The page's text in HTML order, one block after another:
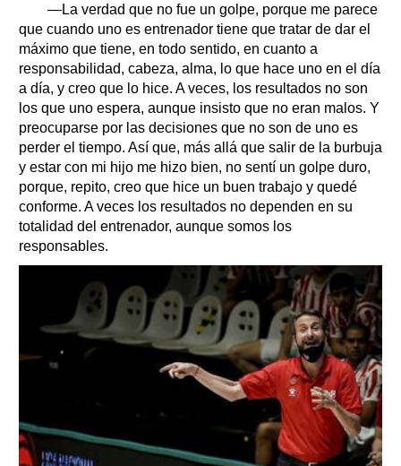
—La verdad que no fue un golpe, porque me parece
que cuando uno es entrenador tiene que tratar de dar el
máximo que tiene, en todo sentido, en cuanto a
responsabilidad, cabeza, alma, lo que hace uno en el día
a día, y creo que lo hice. A veces, los resultados no son
los que uno espera, aunque insisto que no eran malos. Y
preocuparse por las decisiones que no son de uno es
perder el tiempo. Así que, más allá que salir de la burbuja
y estar con mi hijo me hizo bien, no sentí un golpe duro,
porque, repito, creo que hice un buen trabajo y quedé
conforme. A veces los resultados no dependen en su
totalidad del entrenador, aunque somos los
responsables.